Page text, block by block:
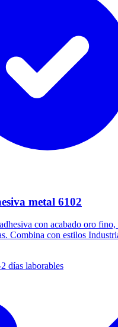
metal 6102
con acabado oro fino,
Combina con estilos
días laborables